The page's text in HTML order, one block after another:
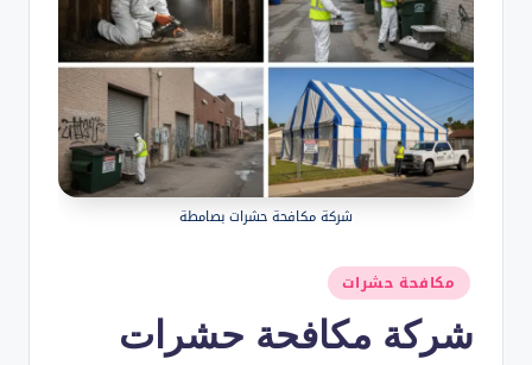
شركة مكافحة حشرات بصامطة
نُشر
في
مكافحة حشرات
شركة مكافحة حشرات